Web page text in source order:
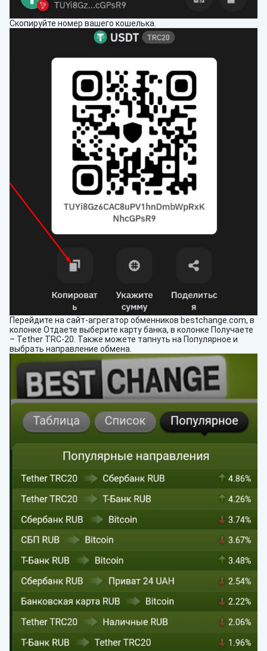
Скопируйте номер вашего кошелька.
Перейдите на сайт-агрегатор обменников bestchange.com, в
колонке Отдаете выберите карту банка, в колонке Получаете
– Tether TRC-20. Также можете тапнуть на Популярное и
выбрать направление обмена.